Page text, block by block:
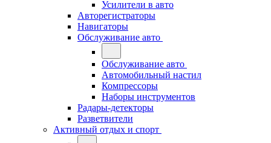
Усилители в авто
Авторегистраторы
Навигаторы
Обслуживание авто
Обслуживание авто
Автомобильный настил
Компрессоры
Наборы инструментов
Радары-детекторы
Разветвители
Активный отдых и спорт